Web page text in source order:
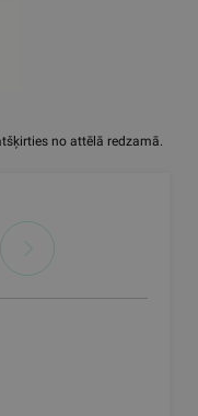
no attēlā redzamā.